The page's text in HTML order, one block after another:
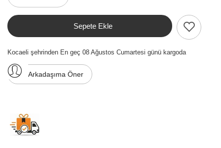
Sepete Ekle
Kocaeli şehrinden En geç 08 Ağustos Cumartesi günü kargoda
Arkadaşıma Öner